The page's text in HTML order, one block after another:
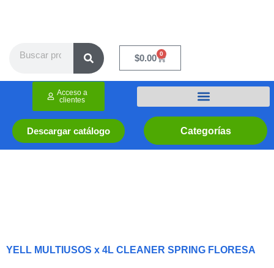
$0.00 0
Cart
Categorías
Descargar catálogo
Acceso a
clientes
YELL MULTIUSOS x 4L CLEANER SPRING FLORESA